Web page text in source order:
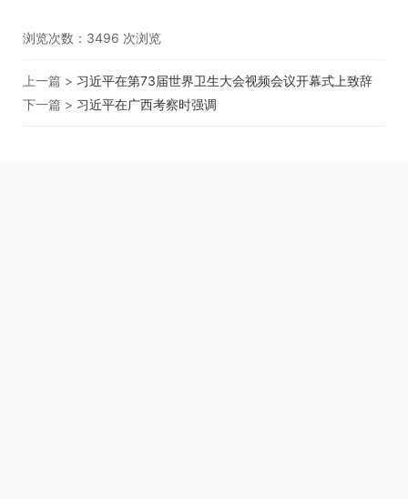
浏览次数： 3496 次浏览
上一篇 > 习近平在第73届世界卫生大会视频会议开幕式上致辞
下一篇 > 习近平在广西考察时强调